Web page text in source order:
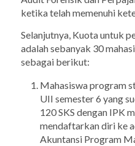
ketika telah memenuhi
Selanjutnya, Kuota untuk
adalah sebanyak 30
sebagai berikut:
Mahasiswa program
UII semester 6 yang
120 SKS dengan IPK
mendaftarkan diri ke
Akuntansi Program